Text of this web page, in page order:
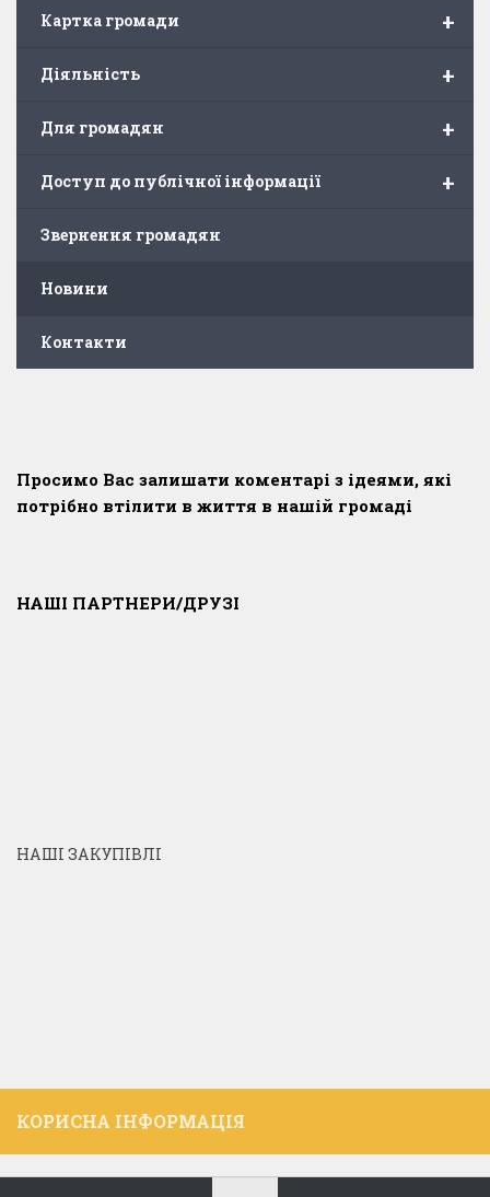
+
Картка громади
+
Діяльність
+
Для громадян
+
Доступ до публічної інформації
Звернення громадян
Новини
Контакти
Просимо Вас залишати коментарі з ідеями, які
потрібно втілити в життя в нашій громаді
НАШІ ПАРТНЕРИ/ДРУЗІ
НАШІ ЗАКУПІВЛІ
КОРИСНА ІНФОРМАЦІЯ